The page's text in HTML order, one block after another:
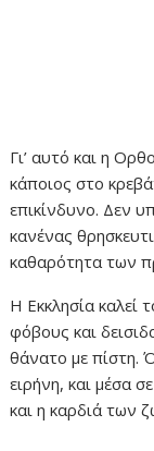
Γι’ αυτό και η
κάποιος στο
επικίνδυνο. Δεν
κανένας
καθαρότητα των
Η Εκκλησία
φόβους και
θάνατο με πίστη.
ειρήνη, και μέσα
και η καρδιά των